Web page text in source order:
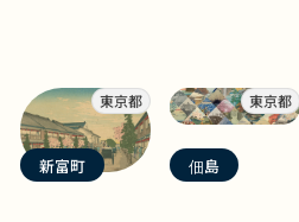
東京都
新富町
東京都
佃島